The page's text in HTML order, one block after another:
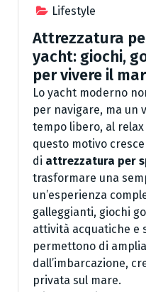
Lifestyle
Attrezzatura
yacht: giochi,
per vivere il
Lo yacht moderno
per navigare, ma un
tempo libero, al
questo motivo
di attrezzatura per
trasformare una
un’esperienza
galleggianti, giochi
attività acquatiche e
permettono di
dall’imbarcazione,
privata sul mare.